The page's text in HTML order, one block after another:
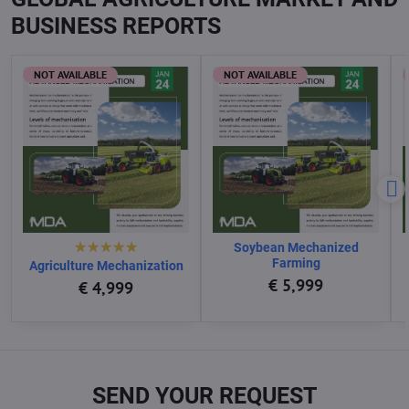
BUSINESS REPORTS
NOT AVAILABLE
Agriculture Mechanization
€ 4,999
NOT AVAILABLE
Soybean Mechanized
Farming
€ 5,999
SEND YOUR REQUEST